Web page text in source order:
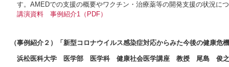
す。AMEDでの支援の概要やワクチン・治療薬等の開発支援の状況に
講演資料 事例紹介1（PDF）
（事例紹介２）「新型コロナウイルス感染症対応からみた今後の健康危
浜松医科大学 医学部 医学科 健康社会医学講座 教授 尾島 俊